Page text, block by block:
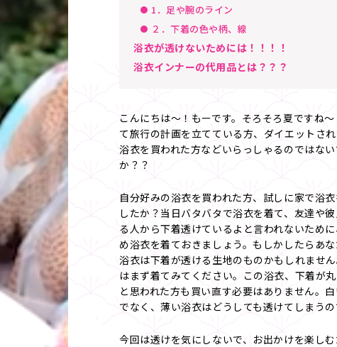
1．足や腕のライン
２．下着の色や柄、線
浴衣が透けないためには！！！！
浴衣インナーの代用品とは？？？
こんにちは～！もーです。そろそろ夏ですね
て旅行の計画を立てている方、ダイエットされ
浴衣を買われた方などいらっしゃるのではない
か？？
自分好みの浴衣を買われた方、試しに家で浴
したか？当日バタバタで浴衣を着て、友達や
る人から下着透けているよと言われないため
め浴衣を着ておきましょう。もしかしたらあ
浴衣は下着が透ける生地のものかもしれませ
はまず着てみてください。この浴衣、下着が
と思われた方も買い直す必要はありません。
でなく、薄い浴衣はどうしても透けてしまうの
今回は透けを気にしないで、お出かけを楽しむ